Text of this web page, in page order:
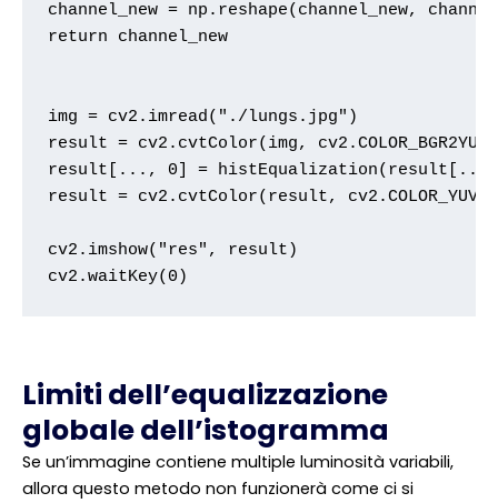
channel_new = np.reshape(channel_new,
return channel_new
img = cv2.imread("./lungs.jpg")
result = cv2.cvtColor(img, cv2.COLOR_BGR2YUV)
result[..., 0] =
result = cv2.cvtColor(result,
cv2.imshow("res", result)
cv2.waitKey(0)
Limiti dell’equalizzazione
globale dell’istogramma
Se un’immagine contiene multiple luminosità variabili,
allora questo metodo non funzionerà come ci si